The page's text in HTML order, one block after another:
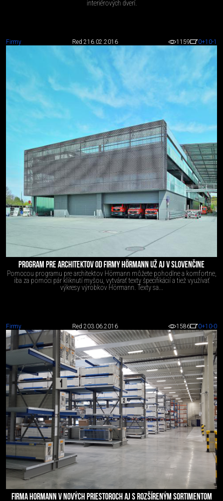
interiérových dverí.
Firmy Red 216.02.2016 1159 0+10-1
PROGRAM PRE ARCHITEKTOV OD FIRMY HÖRMANN UŽ AJ V SLOVENČINE
Pomocou programu pre architektov Hörmann môžete pohodlne a komfortne,
iba za pomoci pár kliknutí myšou, vytvárať texty špecifikácií a tiež využívať
výkresy výrobkov Hörmann. Texty sa...
Firmy Red 2 03.06.2016 1586 0+10-0
FIRMA HORMANN V NOVÝCH PRIESTOROCH AJ S ROZŠÍRENÝM SORTIMENTOM